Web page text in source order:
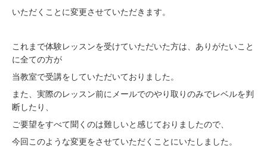
いただくことに変更させていただきます。
これまで体験レッスンを受けていただいた方は、ありがたいこと
に全ての方が
当教室で受講をしていただいておりました。
また、実際のレッスン前にメールでのやり取りのみでレベルを判
断したり、
ご要望をすべて聞くのは難しいと感じておりましたので、
今回このような変更をさせていただくことにいたしました。